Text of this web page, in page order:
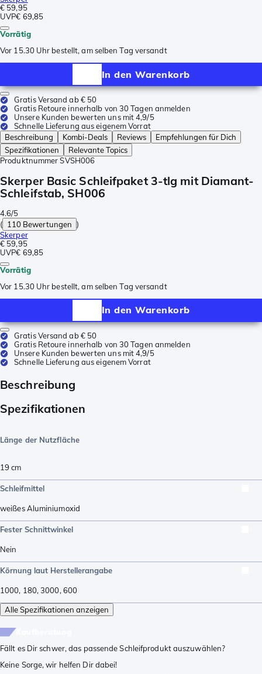
€ 59,95
UVP€ 69,85
Vorrätig
Vor 15.30 Uhr bestellt, am selben Tag versandt
In den Warenkorb
Gratis Versand ab € 50
Gratis Retoure innerhalb von 30 Tagen anmelden
Unsere Kunden bewerten uns mit 4,9/5
Schnelle Lieferung aus eigenem Vorrat
Beschreibung
Kombi-Deals Reviews
Empfehlungen für Dich
Spezifikationen
Relevante Topics
Produktnummer SVSH006
Skerper Basic Schleifpaket 3-tlg mit Diamant-
Schleifstab, SH006
4.6/5
( 110 Bewertungen )
Skerper
€ 59,95
UVP€ 69,85
Vorrätig
Vor 15.30 Uhr bestellt, am selben Tag versandt
In den Warenkorb
Gratis Versand ab € 50
Gratis Retoure innerhalb von 30 Tagen anmelden
Unsere Kunden bewerten uns mit 4,9/5
Schnelle Lieferung aus eigenem Vorrat
Beschreibung
Spezifikationen
Länge der Nutzfläche
19 cm
Schleifmittel
weißes Aluminiumoxid
Fester Schnittwinkel
Nein
Körnung laut Herstellerangabe
1000, 180,3000, 600
Alle Spezifikationen anzeigen
Fällt es Dir schwer, das passende Schleifprodukt auszuwählen?
Keine Sorge, wir helfen Dir dabei!